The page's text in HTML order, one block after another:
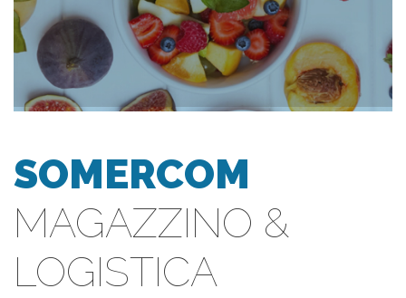
SOMERCOM
MAGAZZINO &
LOGISTICA